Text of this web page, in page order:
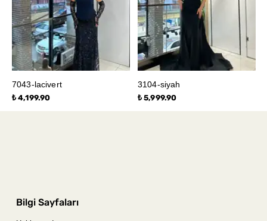
7043-lacivert
₺ 4,199.90
3104-siyah
₺ 5,999.90
Bilgi Sayfaları